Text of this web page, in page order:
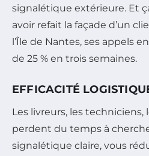
signalétique extérieure. Et
avoir refait la façade d’un
l’Île de Nantes, ses appels
de 25 % en trois semaines.
EFFICACITÉ
Les livreurs, les techniciens,
perdent du temps à
signalétique claire, vous